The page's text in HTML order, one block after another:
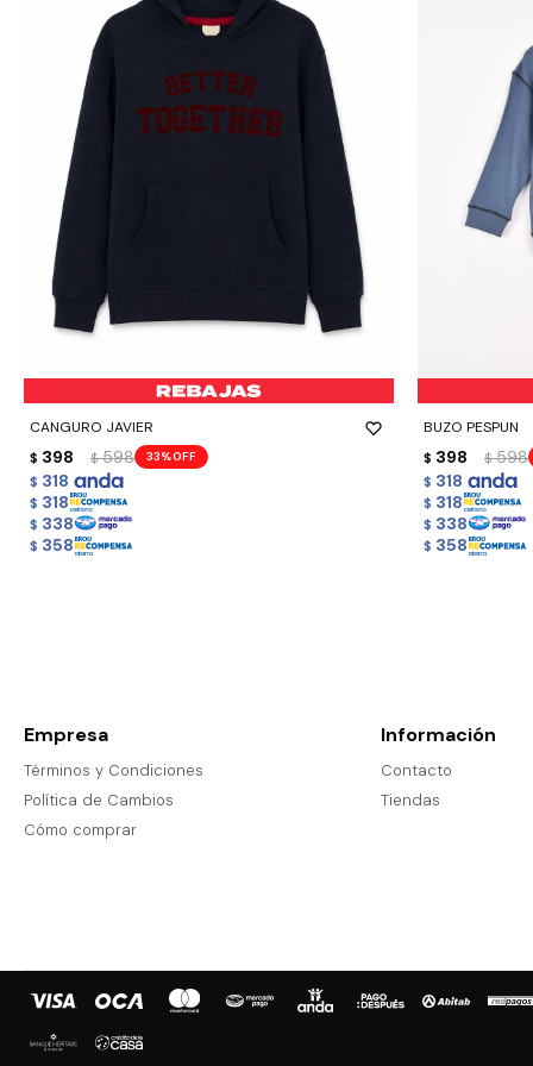
CANGURO JAVIER
$ 398 $ 598 33
$ 318
$ 318
$ 338
$ 358
- +
BUZO PESPUN
$ 398 $ 598
$ 318
$ 318
$ 338
$ 358
- +
Empresa
Términos y Condiciones
Política de Cambios
Cómo comprar
Información
Contacto
Tiendas